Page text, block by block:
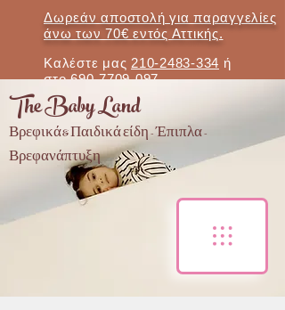
Δωρεάν αποστολή για παραγγελίες
άνω των 70€ εντός Αττικής.
Καλέστε μας 210-2483-334 ή
στο690-7709-097
The Baby Land
Βρεφικά & Παιδικά είδη - Έπιπλα -
Βρεφανάπτυξη